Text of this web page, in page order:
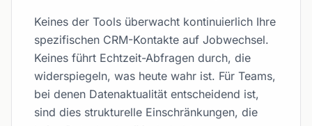
Keines der Tools überwacht kontinuierlich Ihre
spezifischen CRM-Kontakte auf Jobwechsel.
Keines führt Echtzeit-Abfragen durch, die
widerspiegeln, was heute wahr ist. Für Teams,
bei denen Datenaktualität entscheidend ist,
sind dies strukturelle Einschränkungen, die